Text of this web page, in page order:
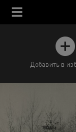
Добавить в